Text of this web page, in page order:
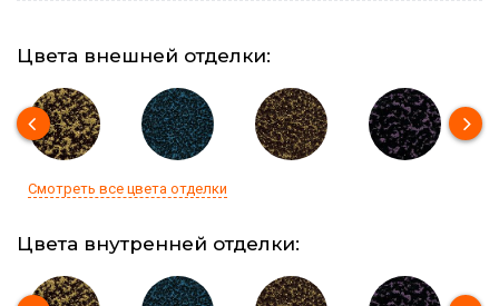
Цвета внешней отделки:
Смотреть все цвета отделки
Цвета внутренней отделки: